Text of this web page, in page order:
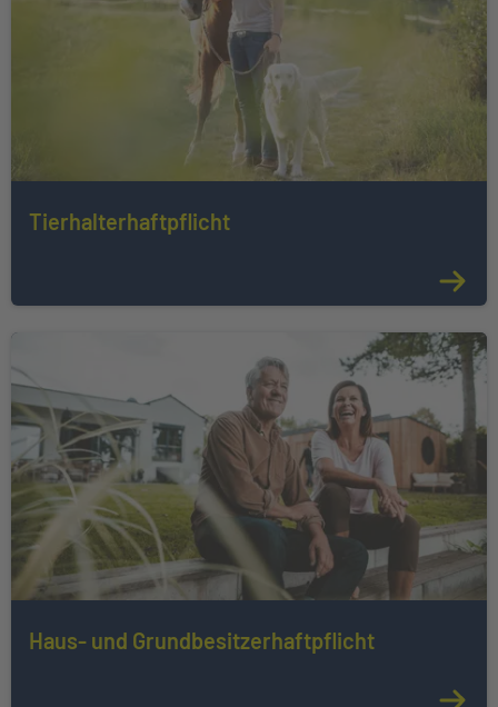
Tierhalterhaftpflicht
Haus- und Grundbesitzerhaftpflicht